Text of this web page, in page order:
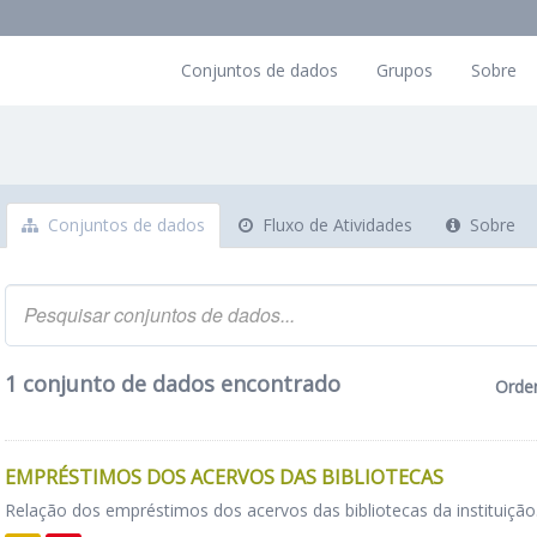
Conjuntos de dados Grupos Sobre
Conjuntos de dados Fluxo de Atividades Sobre
1 conjunto de dados encontrado
EMPRÉSTIMOS DOS ACERVOS DAS BIBLIOTECAS
Relação dos empréstimos dos acervos das bibliotecas da instituição.